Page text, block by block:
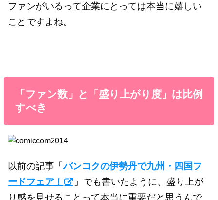
ファンがいるって企業にとっては本当に嬉しい
ことですよね。
「ファン数」と「盛り上がり度」は比例
すべき
以前の記事「バンコクの伊勢丹で九州・四国フ
ードフェア！
」でも書いたように、盛り上が
り感を見せることって本当に重要だと思うんで